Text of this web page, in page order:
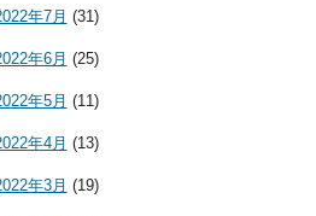
年7月 (31)
年6月 (25)
年5月 (11)
年4月 (13)
年3月 (19)